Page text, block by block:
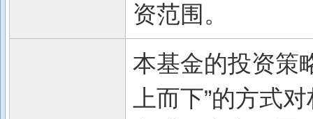
资范围。
本基金的投资策
上而下”的方式